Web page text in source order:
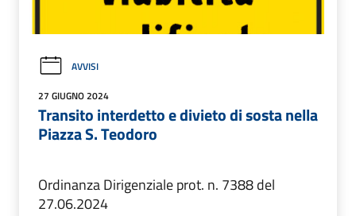
AVVISI
27 GIUGNO 2024
Transito interdetto e divieto di sosta nella
Piazza S. Teodoro
Ordinanza Dirigenziale prot. n. 7388 del
27.06.2024